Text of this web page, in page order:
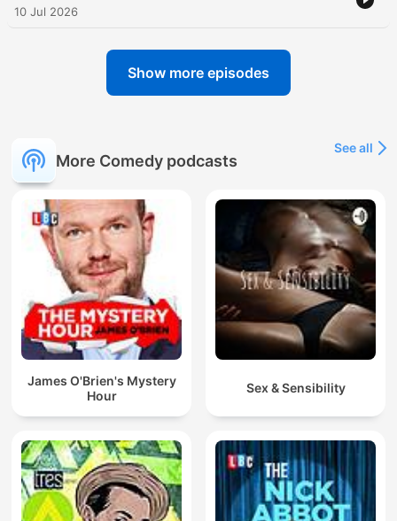
10 Jul 2026
Show more episodes
More Comedy podcasts
See all
James O'Brien's Mystery
Hour
Sex & Sensibility